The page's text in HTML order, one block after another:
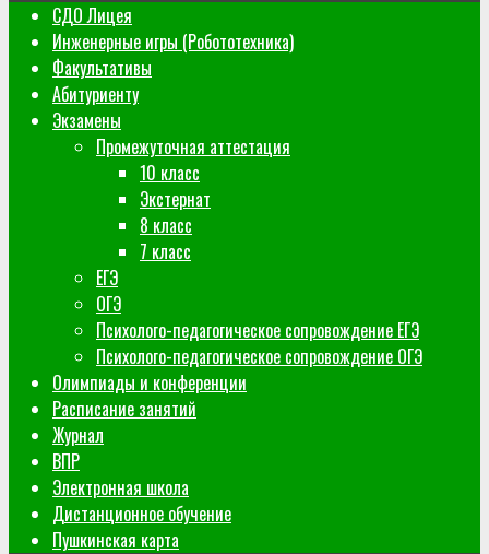
СДО Лицея
Инженерные игры (Робототехника)
Факультативы
Абитуриенту
Экзамены
Промежуточная аттестация
10 класс
Экстернат
8 класс
7 класс
ЕГЭ
ОГЭ
Психолого-педагогическое сопровождение ЕГЭ
Психолого-педагогическое сопровождение ОГЭ
Олимпиады и конференции
Расписание занятий
Журнал
ВПР
Электронная школа
Дистанционное обучение
Пушкинская карта